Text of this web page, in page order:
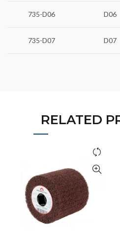
735-D06 D06
735-D07 D07
RELATED